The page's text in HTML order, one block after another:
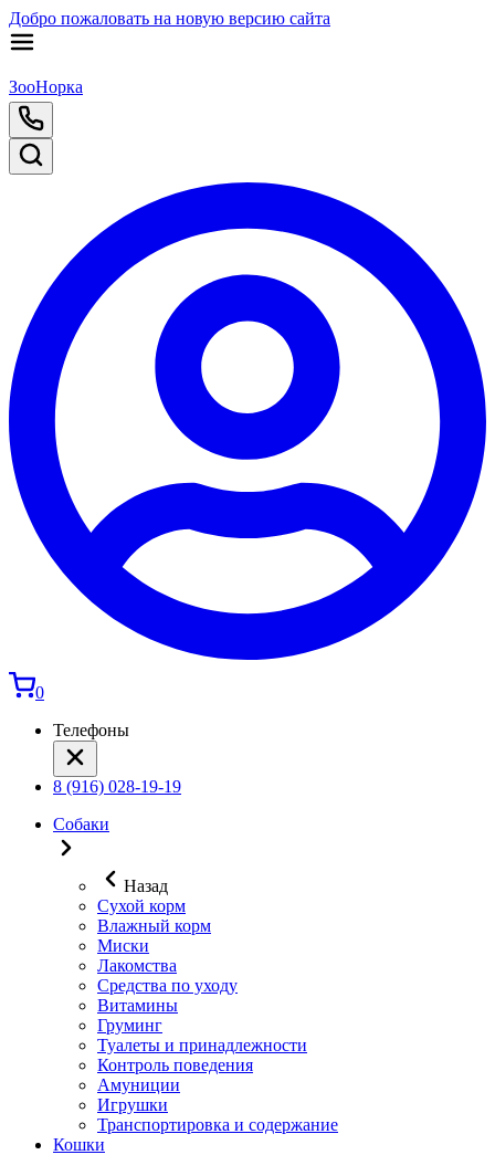
Добро пожаловать на новую версию сайта
ЗооНорка
0
Телефоны
8 (916) 028-19-19
Собаки
Назад
Сухой корм
Влажный корм
Миски
Лакомства
Средства по уходу
Витамины
Груминг
Туалеты и принадлежности
Контроль поведения
Амуниции
Игрушки
Транспортировка и содержание
Кошки